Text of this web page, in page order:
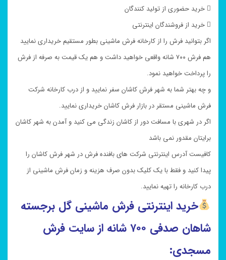
 خرید حضوری از تولید کنندگان
 خرید از فروشندگان اینترنتی
اگر بتوانید فرش را از کارخانه فرش ماشینی بطور مستقیم خریداری نمایید
هم فرش ۷۰۰ شانه واقعی خواهید داشت و هم یک قیمت به صرفه از فرش
را پرداخت خواهید نمود.
و چه بهتر شما به شهر فرش کاشان سفر نمایید و از درب کارخانه شرکت
فرش ماشینی مستقر در بازار فرش کاشان خریداری نمایید.
اگر در شهری با مسافت دور از کاشان زندگی می کنید و آمدن به شهر کاشان
برایتان مقدور نمی باشد
کافیست آدرس اینترنتی شرکت های بافنده فرش در شهر فرش کاشان را
پیدا کنید و فقط با یک کلیک بدون صرف هزینه و زمان فرش ماشینی از
درب کارخانه را تهیه نمایید.
خرید اینترنتی فرش ماشینی گل برجسته
شاهان صدفی
۷۰۰ شانه از سایت فرش
مسجدی: